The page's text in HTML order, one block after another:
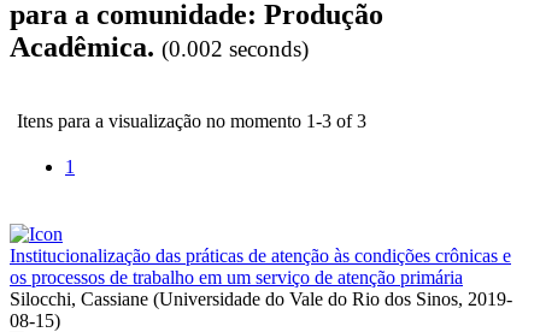
para a comunidade: Produção
Acadêmica. (0.002 seconds)
Itens para a visualização no momento 1-3 of 3
1
Institucionalização das práticas de atenção às condições crônicas e
os processos de trabalho em um serviço de atenção primária
Silocchi, Cassiane (Universidade do Vale do Rio dos Sinos, 2019-
08-15)